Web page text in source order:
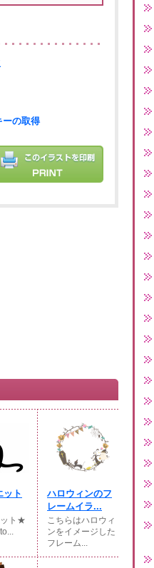
ーの取得
ト
ト★
ハロウィンのフ
レームイラ...
こちらはハロウィ
ンをイメージした
フレーム...